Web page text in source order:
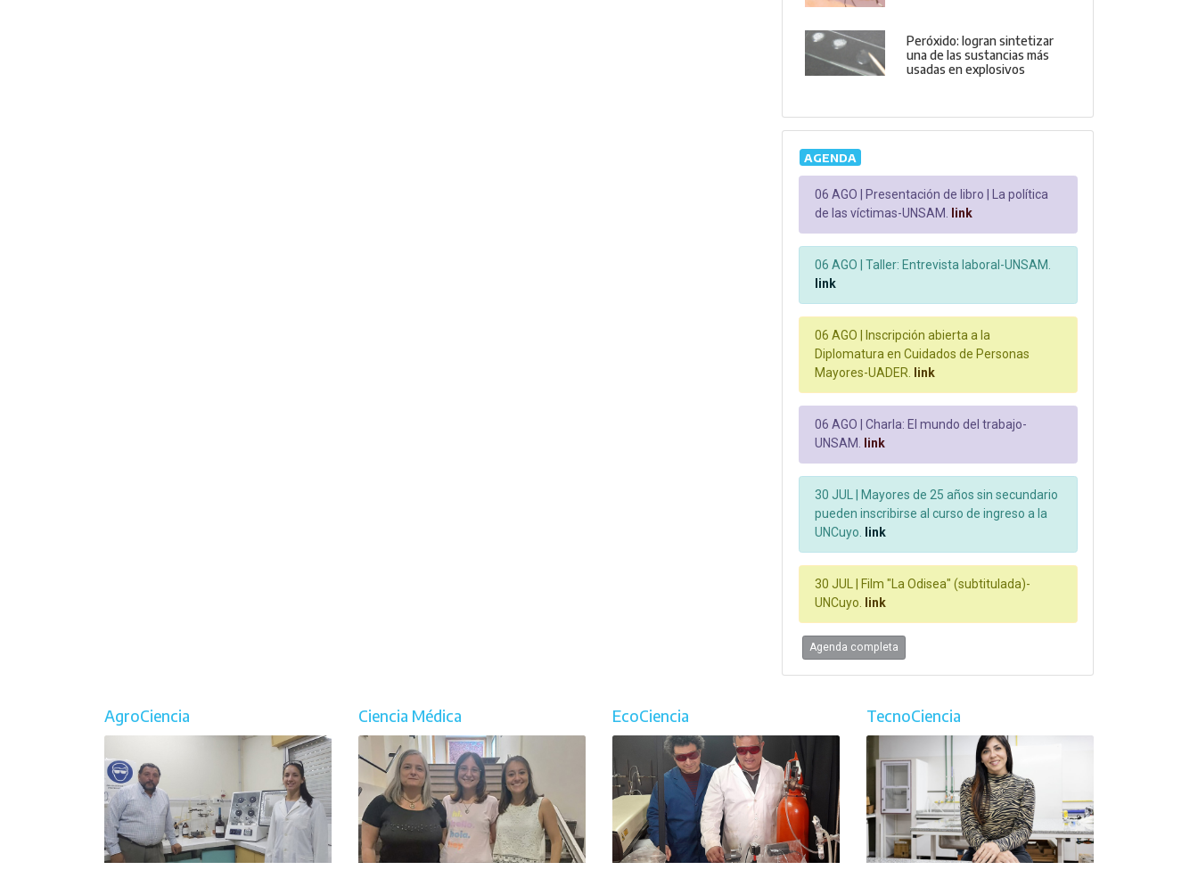
Peróxido: logran sintetizar
una de las sustancias más
usadas en explosivos
AGENDA
06 AGO |
Presentación de libro | La política
de las víctimas-UNSAM.
link
06 AGO |
Taller: Entrevista laboral-UNSAM.
link
06 AGO |
Inscripción abierta a la
Diplomatura en Cuidados de Personas
Mayores-UADER.
link
06 AGO |
Charla: El mundo del trabajo-
UNSAM.
link
30 JUL |
Mayores de 25 años sin secundario
pueden inscribirse al curso de ingreso a la
UNCuyo.
link
30 JUL |
Film "La Odisea" (subtitulada)-
UNCuyo.
link
Agenda completa
AgroCiencia Ciencia Médica EcoCiencia TecnoCiencia